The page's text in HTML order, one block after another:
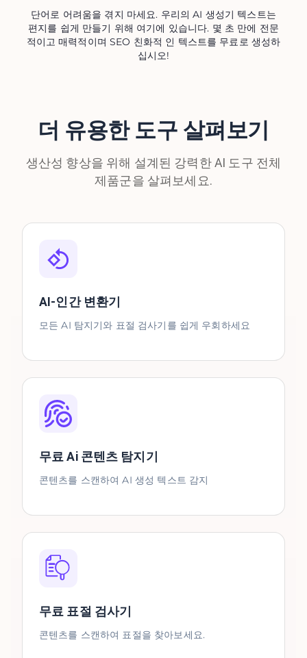
단어로 어려움을 겪지 마세요. 우리의 AI 생성기 텍스트는
편지를 쉽게 만들기 위해 여기에 있습니다. 몇 초 만에 전문
적이고 매력적이며 SEO 친화적 인 텍스트를 무료로 생성하
십시오!
더 유용한 도구 살펴보기
생산성 향상을 위해 설계된 강력한 AI 도구 전체
제품군을 살펴보세요.
AI-인간 변환기
모든 AI 탐지기와 표절 검사기를 쉽게 우회하세요
무료 Ai 콘텐츠 탐지기
콘텐츠를 스캔하여 AI 생성 텍스트 감지
무료 표절 검사기
콘텐츠를 스캔하여 표절을 찾아보세요.